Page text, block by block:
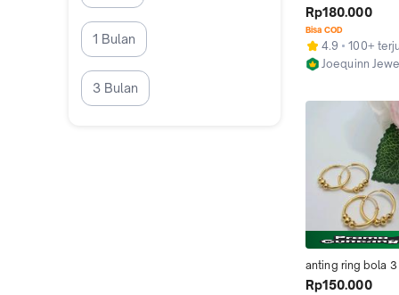
1 Bulan
3 Bulan
gram
Rp180.000
Bisa COD
4.9
100+
Joequinn
anting ring bola 3
Rp150.000